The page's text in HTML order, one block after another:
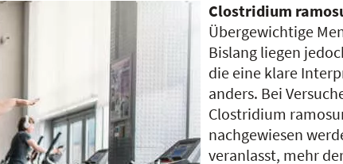
Clostridium
Übergewichtige
Bislang liegen
die eine klare
anders. Bei
Clostridium
nachgewiesen
veranlasst, mehr